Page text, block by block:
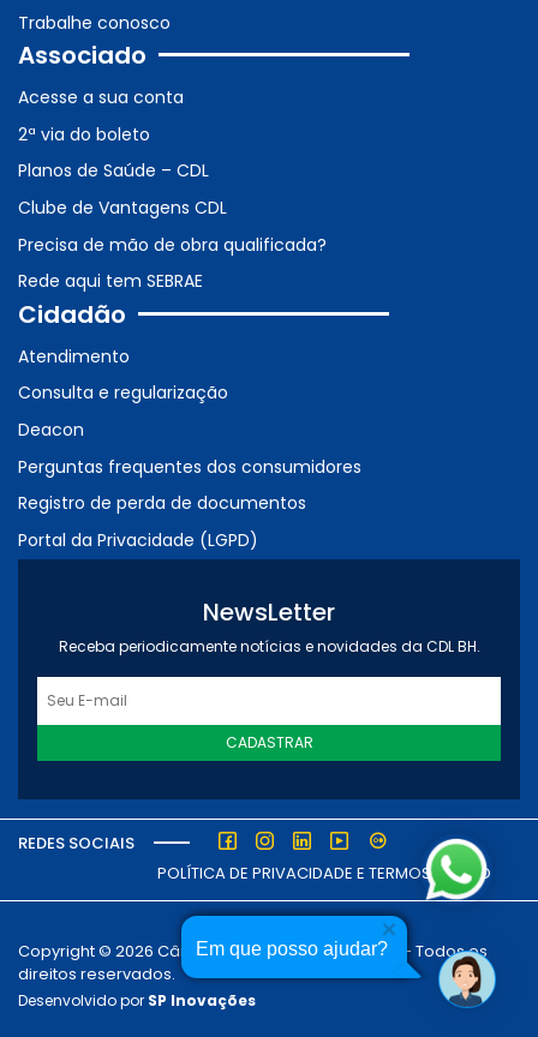
Em que posso ajudar?
Trabalhe conosco
Associado
Acesse a sua conta
2ª via do boleto
Planos de Saúde – CDL
Clube de Vantagens CDL
Precisa de mão de obra qualificada?
Rede aqui tem SEBRAE
Cidadão
Atendimento
Consulta e regularização
Deacon
Perguntas frequentes dos consumidores
Registro de perda de documentos
Portal da Privacidade (LGPD)
NewsLetter
Receba periodicamente notícias e novidades da CDL BH.
CADASTRAR
REDES SOCIAIS
POLÍTICA DE PRIVACIDADE E TERMOS DE USO
Copyright © 2026 Câmara dos Dirigentes Lojistas - Todos os
direitos reservados.
Desenvolvido por SP Inovações